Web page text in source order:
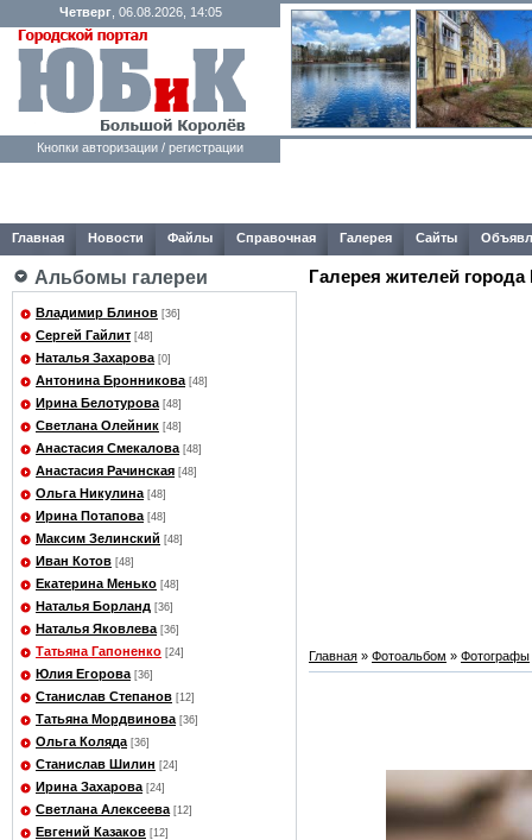
Четверг, 06.08.2026, 14:05
Кнопки авторизации / регистрации
Главная Новости Файлы Справочная Галерея Сайты
Альбомы галереи
Владимир Блинов [36]
Сергей Гайлит [48]
Наталья Захарова [0]
Антонина Бронникова [48]
Ирина Белотурова [48]
Светлана Олейник [48]
Анастасия Смекалова [48]
Анастасия Рачинская [48]
Ольга Никулина [48]
Ирина Потапова [48]
Максим Зелинский [48]
Иван Котов [48]
Екатерина Менько [48]
Наталья Борланд [36]
Наталья Яковлева [36]
Татьяна Гапоненко [24]
Юлия Егорова [36]
Станислав Степанов [12]
Татьяна Мордвинова [36]
Ольга Коляда [36]
Станислав Шилин [24]
Ирина Захарова [24]
Светлана Алексеева [12]
Евгений Казаков [12]
Галерея жителей города
Главная » Фотоальбом » Фотографы